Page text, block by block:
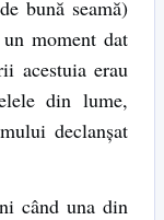
bună seamă)
moment dat
acestuia erau
din lume,
declanșat
când una din